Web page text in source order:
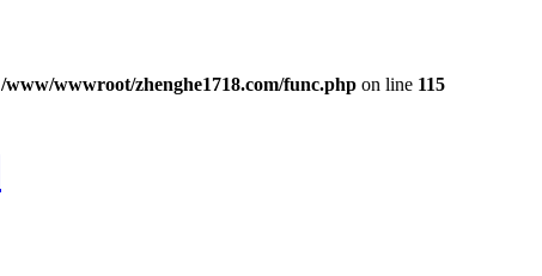
/www/wwwroot/zhenghe1718.com/func.php on line 115